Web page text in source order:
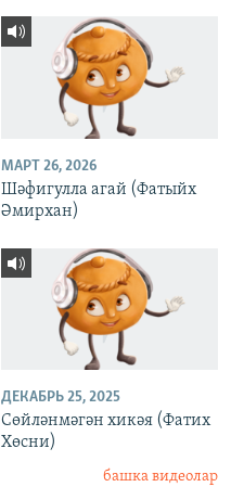
МАРТ 26, 2026
Шәфигулла агай (Фатыйх
Әмирхан)
ДЕКАБРЬ 25, 2025
Сөйләнмәгән хикәя (Фатих
Хөсни)
башка видеолар